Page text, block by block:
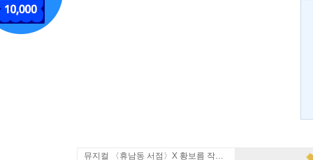
뮤지컬 〈휴남동 서점〉X 황보름 작가 북토크